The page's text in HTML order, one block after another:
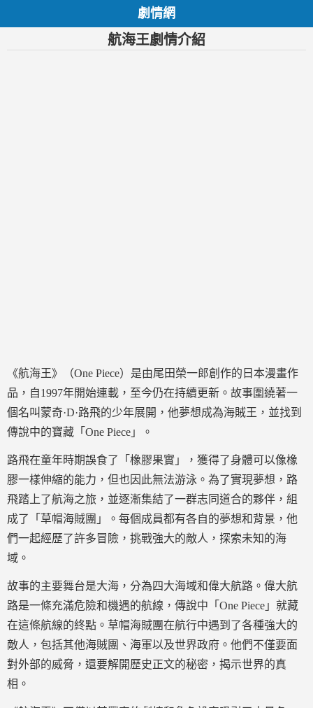
劇情網
航海王劇情介紹
《航海王》（One Piece）是由尾田榮一郎創作的日本漫畫作
品，自1997年開始連載，至今仍在持續更新。故事圍繞著一
個名叫蒙奇·D·路飛的少年展開，他夢想成為海賊王，並找到
傳說中的寶藏「One Piece」。
路飛在童年時期誤食了「橡膠果實」，獲得了身體可以像橡
膠一樣伸縮的能力，但也因此無法游泳。為了實現夢想，路
飛踏上了航海之旅，並逐漸集結了一群志同道合的夥伴，組
成了「草帽海賊團」。每個成員都有各自的夢想和背景，他
們一起經歷了許多冒險，挑戰強大的敵人，探索未知的海
域。
故事的主要舞台是大海，分為四大海域和偉大航路。偉大航
路是一條充滿危險和機遇的航線，傳說中「One Piece」就藏
在這條航線的終點。草帽海賊團在航行中遇到了各種強大的
敵人，包括其他海賊團、海軍以及世界政府。他們不僅要面
對外部的威脅，還要解開歷史正文的秘密，揭示世界的真
相。